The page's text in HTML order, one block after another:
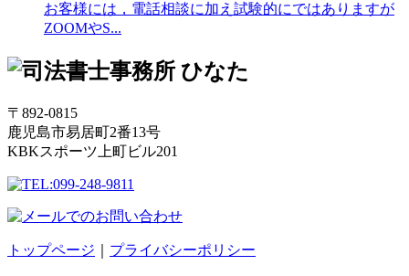
お客様には，電話相談に加え試験的にではありますが
ZOOMやS...
〒892-0815
鹿児島市易居町2番13号
KBKスポーツ上町ビル201
トップページ プライバシーポリシー